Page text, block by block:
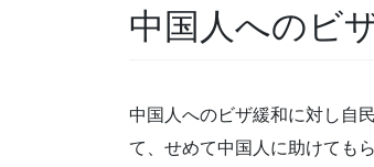
中国人へのビ
中国人へのビザ緩和に対し自
て、せめて中国人に助けても